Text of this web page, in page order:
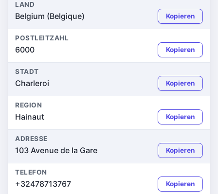
LAND
Belgium (Belgique) Kopieren
POSTLEITZAHL
6000 Kopieren
STADT
Charleroi Kopieren
REGION
Hainaut Kopieren
ADRESSE
103 Avenue de la Gare Kopieren
TELEFON
+32478713767 Kopieren